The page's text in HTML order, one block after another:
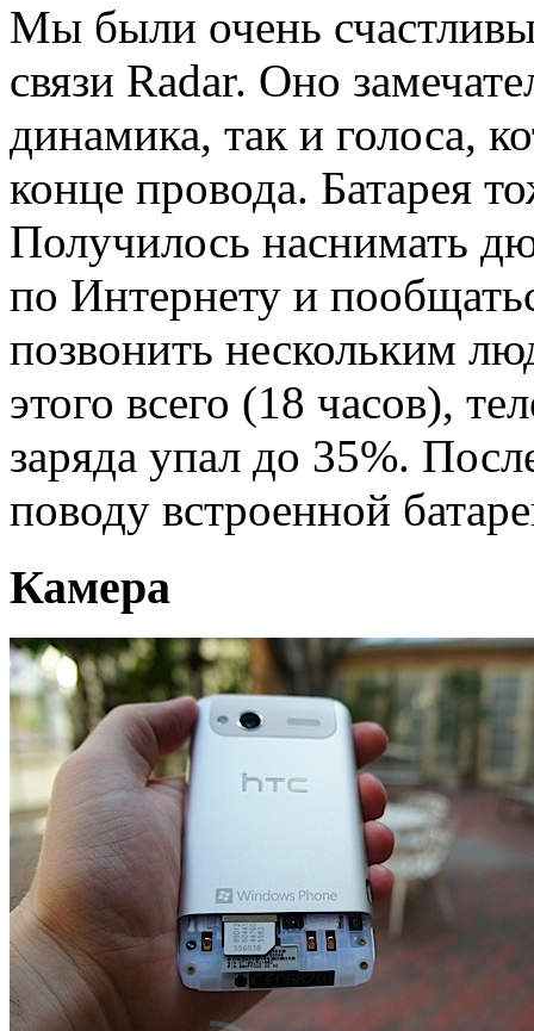
Мы были очень
связи Radar. Оно
динамика, так и голоса,
конце провода. Батарея
Получилось наснимать
по Интернету и
позвонить нескольким
этого всего (18 часов),
заряда упал до 35%.
поводу встроенной
Камера